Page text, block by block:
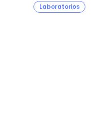
Laboratorios